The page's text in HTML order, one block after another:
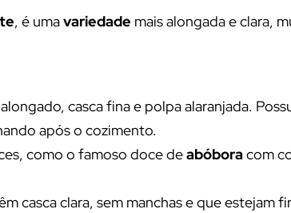
, é umavariedade mais alongada e clara,
casca fina e polpa alaranjada.
após o cozimento.
como o famoso doce deabóboracom
casca clara, sem manchas e que estejam